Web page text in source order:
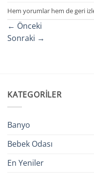
Hem yorumlar hem de geri
← Önceki
Sonraki →
KATEGORILER
Banyo
Bebek Odası
En Yeniler